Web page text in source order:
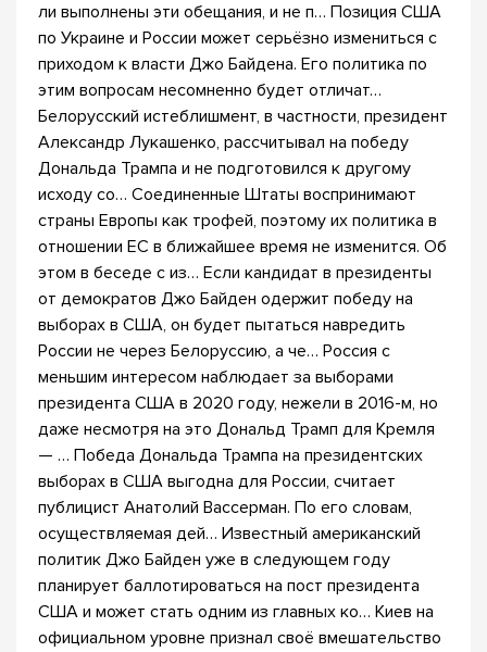
ли выполнены эти обещания, и не п… Позиция США
по Украине и России может серьёзно измениться с
приходом к власти Джо Байдена. Его политика по
этим вопросам несомненно будет отличат…
Белорусский истеблишмент, в частности, президент
Александр Лукашенко, рассчитывал на победу
Дональда Трампа и не подготовился к другому
исходу со… Соединенные Штаты воспринимают
страны Европы как трофей, поэтому их политика в
отношении ЕС в ближайшее время не изменится. Об
этом в беседе с из… Если кандидат в президенты
от демократов Джо Байден одержит победу на
выборах в США, он будет пытаться навредить
России не через Белоруссию, а че… Россия с
меньшим интересом наблюдает за выборами
президента США в 2020 году, нежели в 2016-м, но
даже несмотря на это Дональд Трамп для Кремля
— … Победа Дональда Трампа на президентских
выборах в США выгодна для России, считает
публицист Анатолий Вассерман. По его словам,
осуществляемая дей… Известный американский
политик Джо Байден уже в следующем году
планирует баллотироваться на пост президента
США и может стать одним из главных ко… Киев на
официальном уровне признал своё вмешательство